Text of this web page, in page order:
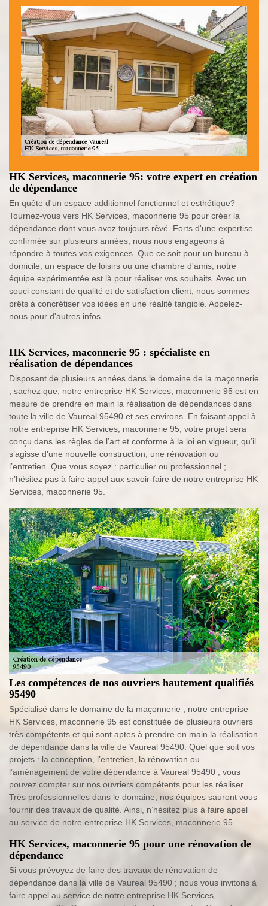
HK Services, maconnerie 95: votre expert en création
de dépendance
En quête d'un espace additionnel fonctionnel et esthétique?
Tournez-vous vers HK Services, maconnerie 95 pour créer la
dépendance dont vous avez toujours rêvé. Forts d'une expertise
confirmée sur plusieurs années, nous nous engageons à
répondre à toutes vos exigences. Que ce soit pour un bureau à
domicile, un espace de loisirs ou une chambre d'amis, notre
équipe expérimentée est là pour réaliser vos souhaits. Avec un
souci constant de qualité et de satisfaction client, nous sommes
prêts à concrétiser vos idées en une réalité tangible. Appelez-
nous pour d'autres infos.
HK Services, maconnerie 95 : spécialiste en
réalisation de dépendances
Disposant de plusieurs années dans le domaine de la maçonnerie
; sachez que, notre entreprise HK Services, maconnerie 95 est en
mesure de prendre en main la réalisation de dépendances dans
toute la ville de Vaureal 95490 et ses environs. En faisant appel à
notre entreprise HK Services, maconnerie 95, votre projet sera
conçu dans les règles de l’art et conforme à la loi en vigueur, qu’il
s’agisse d’une nouvelle construction, une rénovation ou
l’entretien. Que vous soyez : particulier ou professionnel ;
n’hésitez pas à faire appel aux savoir-faire de notre entreprise HK
Services, maconnerie 95.
Les compétences de nos ouvriers hautement qualifiés
95490
Spécialisé dans le domaine de la maçonnerie ; notre entreprise
HK Services, maconnerie 95 est constituée de plusieurs ouvriers
très compétents et qui sont aptes à prendre en main la réalisation
de dépendance dans la ville de Vaureal 95490. Quel que soit vos
projets : la conception, l’entretien, la rénovation ou
l’aménagement de votre dépendance à Vaureal 95490 ; vous
pouvez compter sur nos ouvriers compétents pour les réaliser.
Très professionnelles dans le domaine, nos équipes sauront vous
fournir des travaux de qualité. Ainsi, n’hésitez plus à faire appel
au service de notre entreprise HK Services, maconnerie 95.
HK Services, maconnerie 95 pour une rénovation de
dépendance
Si vous prévoyez de faire des travaux de rénovation de
dépendance dans la ville de Vaureal 95490 ; nous vous invitons à
faire appel au service de notre entreprise HK Services,